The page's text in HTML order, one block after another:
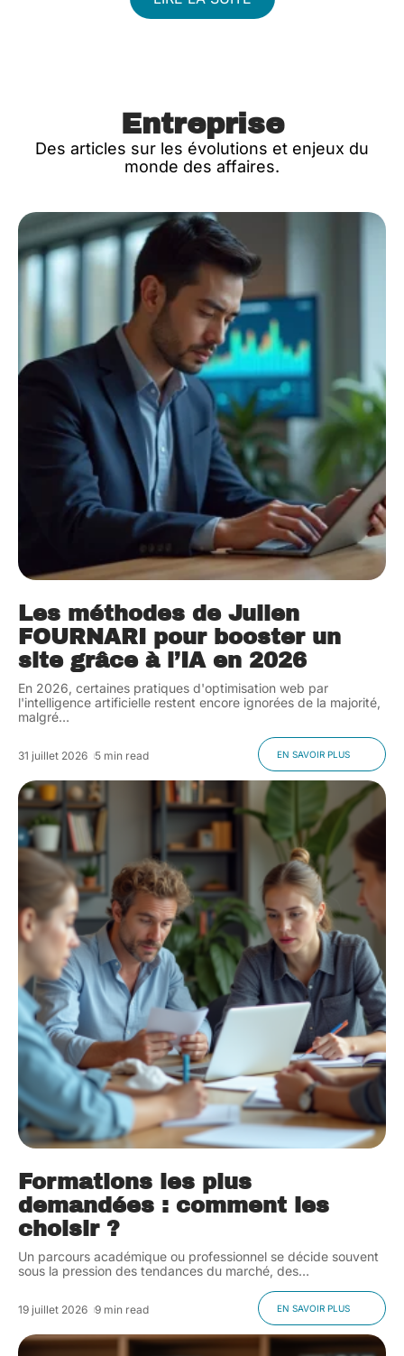
Entreprise
Des articles sur les évolutions et enjeux du
monde des affaires.
Les méthodes de Julien
FOURNARI pour booster un
site grâce à l’IA en 2026
En 2026, certaines pratiques d'optimisation web par
l'intelligence artificielle restent encore ignorées de la majorité,
malgré…
31 juillet 2026 5 min read EN SAVOIR PLUS
Formations les plus
demandées : comment les
choisir ?
Un parcours académique ou professionnel se décide souvent
sous la pression des tendances du marché, des…
19 juillet 2026 9 min read EN SAVOIR PLUS